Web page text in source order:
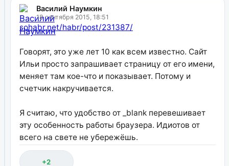
Василий Наумкин
18 сентября 2015, 18:51
sohabr.net/habr/post/231387/
Говорят, это уже лет 10 как всем известно. Сайт
Ильи просто запрашивает страницу от его имени,
меняет там кое-что и показывает. Потому и
счетчик накручивается.
Я считаю, что удобство от _blank перевешивает
эту особенность работы браузера. Идиотов от
всего на свете не убережёшь.
+2